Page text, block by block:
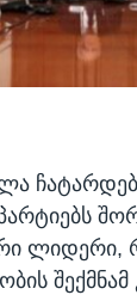
ლიდერი,
შექმნამ